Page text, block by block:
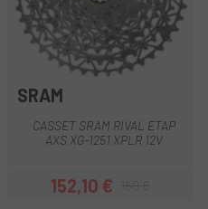
SRAM
CASSET SRAM RIVAL ETAP
AXS XG-1251 XPLR 12V
Preu
152,10 €Preu regular